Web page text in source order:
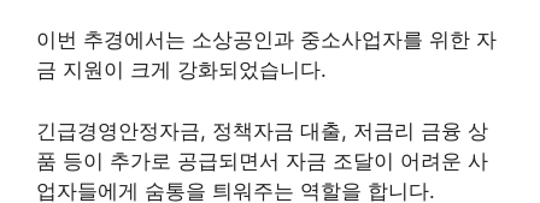
이번 추경에서는 소상공인과 중소사업자를 위한 자
금 지원이 크게 강화되었습니다.
긴급경영안정자금, 정책자금 대출, 저금리 금융 상
품 등이 추가로 공급되면서 자금 조달이 어려운 사
업자들에게 숨통을 틔워주는 역할을 합니다.